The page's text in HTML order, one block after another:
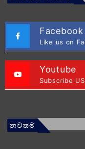
Facebook
Like us on
Youtube
Subscribe US
නවතම